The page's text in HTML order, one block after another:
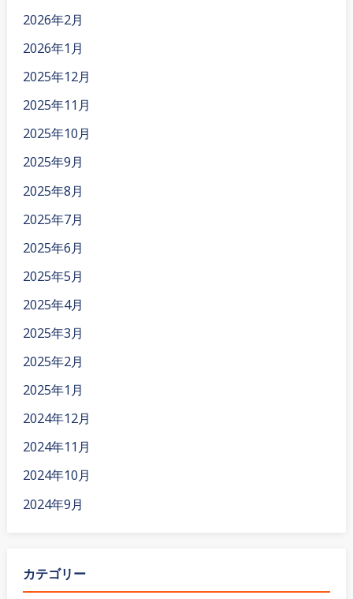
2026年2月
2026年1月
2025年12月
2025年11月
2025年10月
2025年9月
2025年8月
2025年7月
2025年6月
2025年5月
2025年4月
2025年3月
2025年2月
2025年1月
2024年12月
2024年11月
2024年10月
2024年9月
カテゴリー